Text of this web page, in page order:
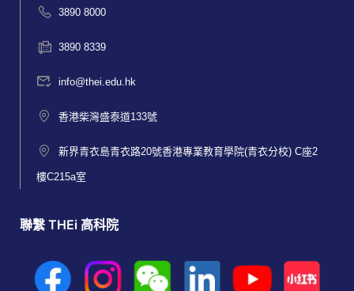
3890 8000
3890 8339
info@thei.edu.hk
香港柴灣盛泰道133號
新界青衣島青衣路20號香港專業教育學院(青衣分校) C座2
樓C215a室
聯繫 THEi 高科院